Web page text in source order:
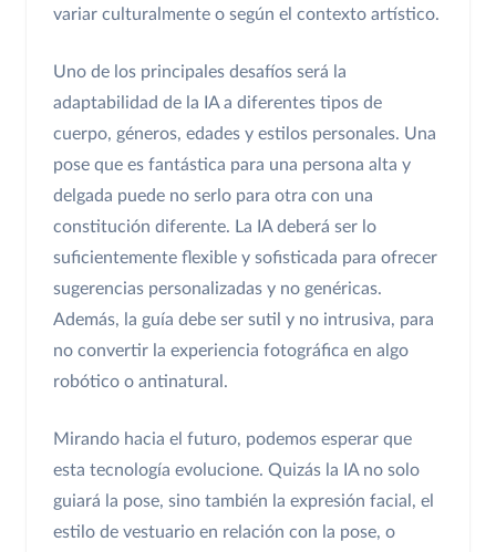
variar culturalmente o según el contexto artístico.
Uno de los principales desafíos será la
adaptabilidad de la IA a diferentes tipos de
cuerpo, géneros, edades y estilos personales. Una
pose que es fantástica para una persona alta y
delgada puede no serlo para otra con una
constitución diferente. La IA deberá ser lo
suficientemente flexible y sofisticada para ofrecer
sugerencias personalizadas y no genéricas.
Además, la guía debe ser sutil y no intrusiva, para
no convertir la experiencia fotográfica en algo
robótico o antinatural.
Mirando hacia el futuro, podemos esperar que
esta tecnología evolucione. Quizás la IA no solo
guiará la pose, sino también la expresión facial, el
estilo de vestuario en relación con la pose, o